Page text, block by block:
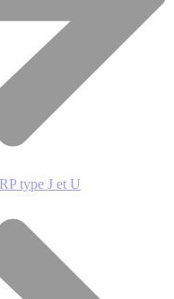
type J et U